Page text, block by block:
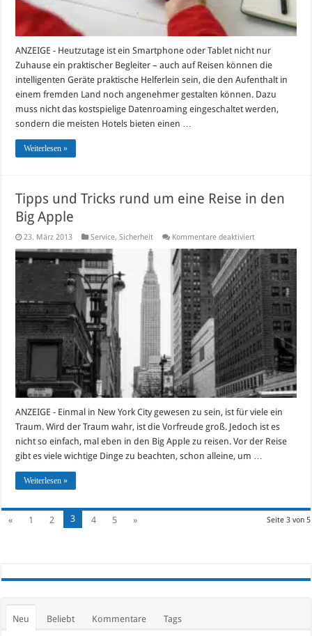
ANZEIGE - Heutzutage ist ein Smartphone oder Tablet nicht nur
Zuhause ein praktischer Begleiter – auch auf Reisen können die
intelligenten Geräte praktische Helferlein sein, die den Aufenthalt in
einem fremden Land noch angenehmer gestalten können. Dazu
muss nicht das kostspielige Datenroaming eingeschaltet werden,
sondern die meisten Hotels bieten einen …
Weiterlesen »
Tipps und Tricks rund um eine Reise in den
Big Apple
23. März 2013 Service,Sicherheit Kommentare deaktiviertfür
und
Tricks
rund
eine
Reise
in
den
Big
Apple
ANZEIGE - Einmal in New York City gewesen zu sein, ist für viele ein
Traum. Wird der Traum wahr, ist die Vorfreude groß. Jedoch ist es
nicht so einfach, mal eben in den Big Apple zu reisen. Vor der Reise
gibt es viele wichtige Dinge zu beachten, schon alleine, um …
Weiterlesen »
Seite 3 von 5
« 1 2 3 4 5 »
Neu Beliebt Kommentare Tags